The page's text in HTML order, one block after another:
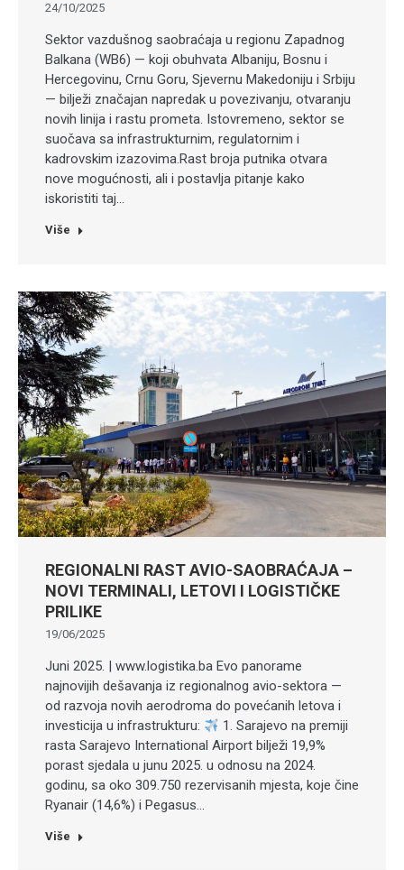
24/10/2025
Sektor vazdušnog saobraćaja u regionu Zapadnog
Balkana (WB6) — koji obuhvata Albaniju, Bosnu i
Hercegovinu, Crnu Goru, Sjevernu Makedoniju i Srbiju
— bilježi značajan napredak u povezivanju, otvaranju
novih linija i rastu prometa. Istovremeno, sektor se
suočava sa infrastrukturnim, regulatornim i
kadrovskim izazovima.Rast broja putnika otvara
nove mogućnosti, ali i postavlja pitanje kako
iskoristiti taj…
Više
REGIONALNI RAST AVIO-SAOBRAĆAJA –
NOVI TERMINALI, LETOVI I LOGISTIČKE
PRILIKE
19/06/2025
Juni 2025. | www.logistika.ba Evo panorame
najnovijih dešavanja iz regionalnog avio-sektora —
od razvoja novih aerodroma do povećanih letova i
investicija u infrastrukturu:
1. Sarajevo na premiji
rasta Sarajevo International Airport bilježi 19,9%
porast sjedala u junu 2025. u odnosu na 2024.
godinu, sa oko 309.750 rezervisanih mjesta, koje čine
Ryanair (14,6%) i Pegasus…
Više